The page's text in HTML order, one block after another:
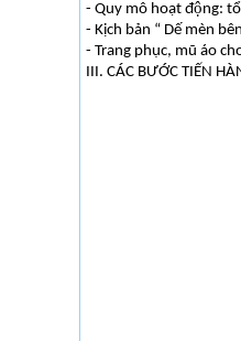
- Quy mô hoạt động:
- Kịch bản “ Dế mèn
- Trang phục, mũ áo
III. CÁC BƯỚC TIẾN